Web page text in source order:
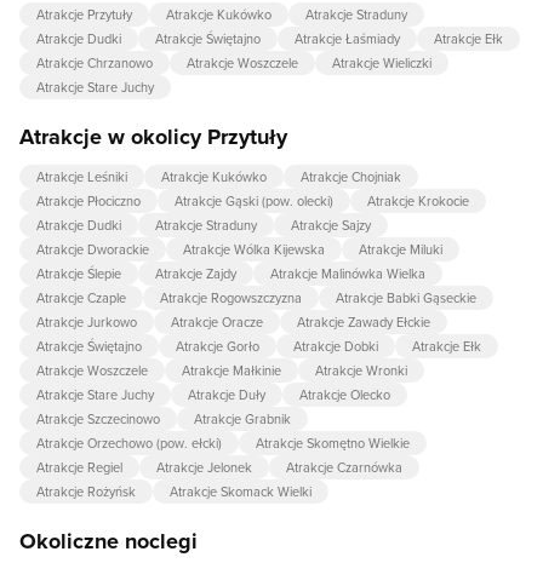
Atrakcje Przytuły Atrakcje Kukówko
Atrakcje Straduny
Atrakcje Dudki
Atrakcje Świętajno Atrakcje Łaśmiady
Atrakcje Ełk
Atrakcje Chrzanowo
Atrakcje Woszczele
Atrakcje Wieliczki
Atrakcje Stare Juchy
Atrakcje w okolicy Przytuły
Atrakcje Leśniki Atrakcje Kukówko
Atrakcje Chojniak
Atrakcje Płociczno
Atrakcje Gąski (pow. olecki)
Atrakcje Krokocie
Atrakcje Dudki
Atrakcje Straduny
Atrakcje Sajzy
Atrakcje Dworackie
Atrakcje Wólka Kijewska
Atrakcje Miluki
Atrakcje Ślepie
Atrakcje Zajdy
Atrakcje Malinówka Wielka
Atrakcje Czaple
Atrakcje Rogowszczyzna
Atrakcje Babki Gąseckie
Atrakcje Jurkowo
Atrakcje Oracze
Atrakcje Zawady Ełckie
Atrakcje Świętajno
Atrakcje Gorło Atrakcje Dobki
Atrakcje Ełk
Atrakcje Woszczele
Atrakcje Małkinie
Atrakcje Wronki
Atrakcje Stare Juchy
Atrakcje Duły
Atrakcje Olecko
Atrakcje Szczecinowo
Atrakcje Grabnik
Atrakcje Orzechowo (pow. ełcki)
Atrakcje Skomętno Wielkie
Atrakcje Regiel
Atrakcje Jelonek
Atrakcje Czarnówka
Atrakcje Rożyńsk
Atrakcje Skomack Wielki
Okoliczne noclegi